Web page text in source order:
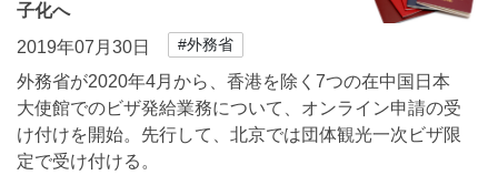
子化へ
2019年07月30日
#外務省
外務省が2020年4月から、香港を除く7つの在中国日本
大使館でのビザ発給業務について、オンライン申請の受
け付けを開始。先行して、北京では団体観光一次ビザ限
定で受け付ける。